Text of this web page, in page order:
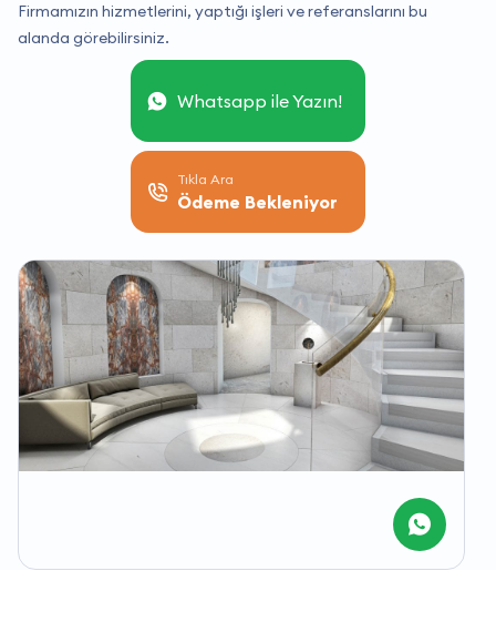
Firmamızın hizmetlerini, yaptığı işleri ve referanslarını bu
alanda görebilirsiniz.
Whatsapp ile Yazın!
Tıkla Ara
Ödeme Bekleniyor